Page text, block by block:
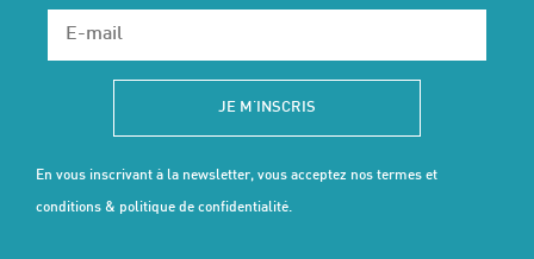
JE M'INSCRIS
En vous inscrivant à la newsletter, vous acceptez nos termes et
conditions & politique de confidentialité.